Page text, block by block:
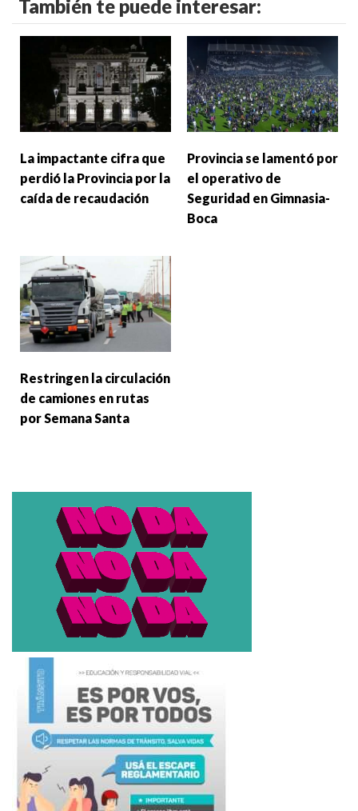
También te puede interesar:
La impactante cifra que
perdió la Provincia por la
caída de recaudación
Provincia se lamentó por
el operativo de
Seguridad en Gimnasia-
Boca
Restringen la circulación
de camiones en rutas
por Semana Santa